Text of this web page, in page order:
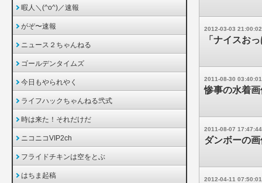
2012-03-03 21:00:02
「ナイスお
2011-08-30 03:40:01
惨事の水着
2011-08-07 17:47:44
ダンボーの
2012-04-11 07:50:01
暇人＼(^o^)／速報
がぞ〜速報
ニュース２ちゃんねる
ゴールデンタイムズ
今日もやられやく
ライフハックちゃんねる弐式
時は来た！それだけだ
ニコニコVIP2ch
フライドチキンは空をとぶ
はちま起稿